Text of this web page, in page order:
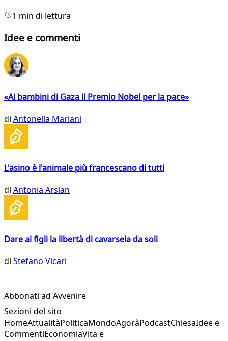
1 min di lettura
Idee e commenti
«Ai bambini di Gaza il Premio Nobel per la pace»
di Antonella Mariani
L'asino è l'animale più francescano di tutti
di Antonia Arslan
Dare ai figli la libertà di cavarsela da soli
di Stefano Vicari
Abbonati ad Avvenire
Sezioni del sito
HomeAttualitàPoliticaMondoAgoràPodcastChiesaIdee e
CommentiEconomiaVita e